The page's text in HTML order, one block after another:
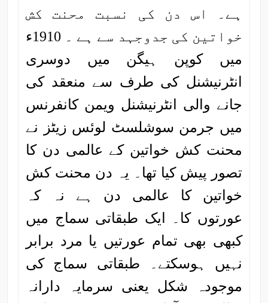
ہے۔ اس دن کی نسبت محنت کش
خواتین کی جدوجہد سے ہے ۔ 1910ء
میں کوپن ہیگن میں دوسری
انٹرنیشنل کی طرف سے منعقد کی
جانے والی انٹرنیشنل ویمن کانفرنس
میں جرمن سوشلسٹ لوئس زیٹز نے
محنت کش خواتین کے عالمی دن کا
تصور پیش کیا تھا۔ یہ دن محنت کش
خواتین کا عالمی دن ہے نہ کہ
عورتوں کا۔ ایک طبقاتی سماج میں
کبھی بھی تمام عورتیں یا مرد برابر
نہیں ہوسکتے۔ طبقاتی سماج کی
موجودہ شکل یعنی سرمایہ دارانہ